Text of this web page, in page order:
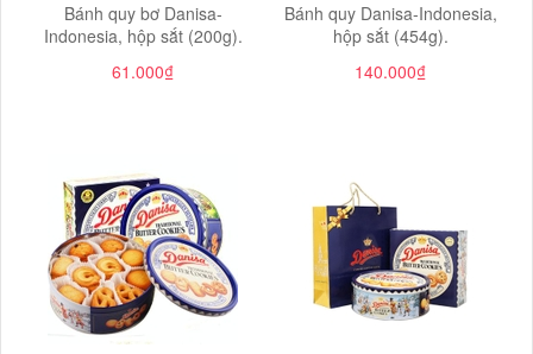
Bánh quy bơ Danisa-
Indonesia, hộp sắt (200g).
61.000₫
Bánh quy Danisa-Indonesia,
hộp sắt (454g).
140.000₫